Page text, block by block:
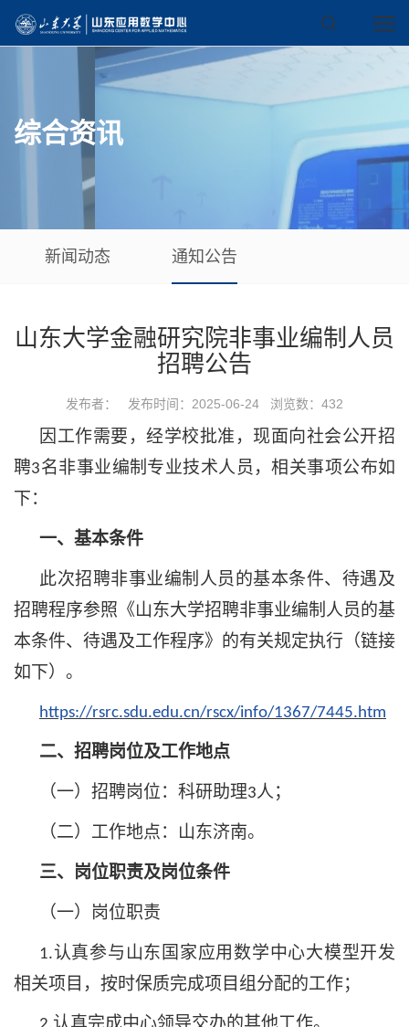
综合资讯
新闻动态 通知公告
山东大学金融研究院非事业编制人员
招聘公告
发布者： 发布时间：2025-06-24 浏览数： 432
因工作需要，经学校批准，现面向社会公开招
聘3名非事业编制 专业技术人员，相关事项公布如
下：
一、基本条件
此次招聘非事业编制人员的基本条件、待遇及
招聘程序参照《山东大学招聘非事业编制人员的基
本条件、待遇及工作程序》的有关规定执行（链接
如下）。
https://rsrc.sdu.edu.cn/rscx/info/1367/7445.htm
二、招聘岗位及工作地点
（一）招聘岗位：科研助理3人；
（二）工作地点：山东济南。
三、岗位职责及岗位条件
（一）岗位职责
1.认真参与山东国家应用数学中心大模型开发
相关项目，按时保质完成项目组分配的工作；
认真完成中心领导交办的其他工作。